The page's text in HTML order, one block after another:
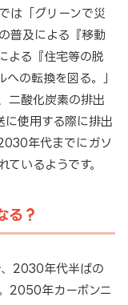
は「グリーンで災
普及による『移動
よる『住宅等の脱
の転換を図る。」
二酸化炭素の排出
に使用する際に排出
年代までにガソ
いるようです。
る？
2030年代半ばの
2050年カーボンニ